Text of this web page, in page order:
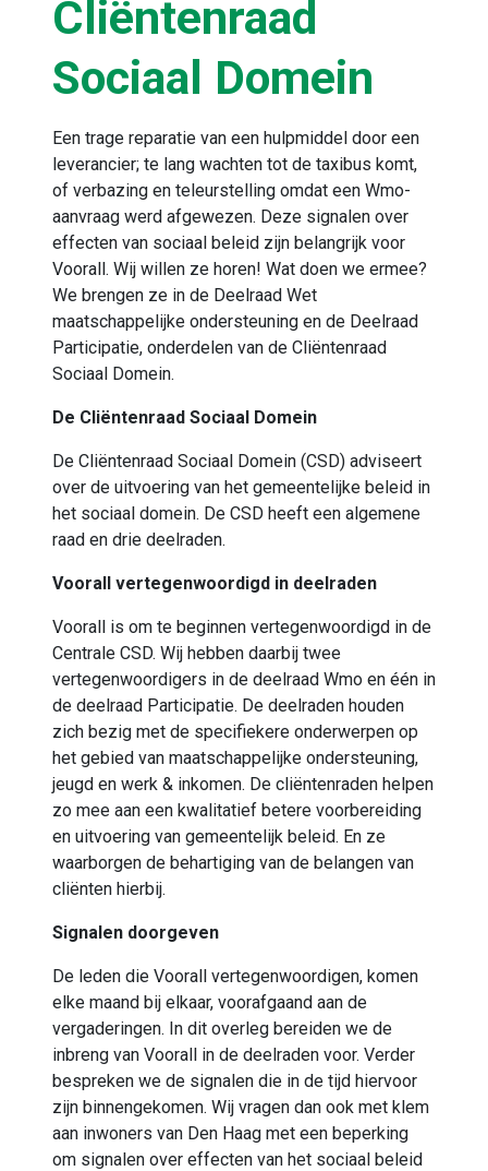
Cliëntenraad
Sociaal Domein
Een trage reparatie van een hulpmiddel door een
leverancier; te lang wachten tot de taxibus komt,
of verbazing en teleurstelling omdat een Wmo-
aanvraag werd afgewezen. Deze signalen over
effecten van sociaal beleid zijn belangrijk voor
Voorall. Wij willen ze horen! Wat doen we ermee?
We brengen ze in de Deelraad Wet
maatschappelijke ondersteuning en de Deelraad
Participatie, onderdelen van de Cliëntenraad
Sociaal Domein.
De Cliëntenraad Sociaal Domein
De Cliëntenraad Sociaal Domein (CSD) adviseert
over de uitvoering van het gemeentelijke beleid in
het sociaal domein. De CSD heeft een algemene
raad en drie deelraden.
Voorall vertegenwoordigd in deelraden
Voorall is om te beginnen vertegenwoordigd in de
Centrale CSD. Wij hebben daarbij twee
vertegenwoordigers in de deelraad Wmo en één in
de deelraad Participatie. De deelraden houden
zich bezig met de specifiekere onderwerpen op
het gebied van maatschappelijke ondersteuning,
jeugd en werk & inkomen. De cliëntenraden helpen
zo mee aan een kwalitatief betere voorbereiding
en uitvoering van gemeentelijk beleid. En ze
waarborgen de behartiging van de belangen van
cliënten hierbij.
Signalen doorgeven
De leden die Voorall vertegenwoordigen, komen
elke maand bij elkaar, voorafgaand aan de
vergaderingen. In dit overleg bereiden we de
inbreng van Voorall in de deelraden voor. Verder
bespreken we de signalen die in de tijd hiervoor
zijn binnengekomen. Wij vragen dan ook met klem
aan inwoners van Den Haag met een beperking
om signalen over effecten van het sociaal beleid